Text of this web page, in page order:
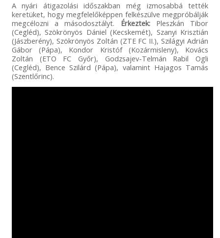
A nyári átigazolási időszakban még izmosabbá tették
keretüket, hogy megfelelőképpen felkészülve megpróbálják
megcélozni a másodosztályt. Érkeztek:Pleszkán Tibor
(Cegléd), Szökrönyös Dániel (Kecskemét), Szanyi Krisztián
(Jászberény), Szökrönyös Zoltán (ZTE FC II.), Szilágyi Adrián
Gábor (Pápa), Kondor Kristóf (Kozármisleny), Kovács
Zoltán (ETO FC Győr), Godzsajev-Telmán Rabil Ogli
(Cegléd), Bence Szilárd (Pápa), valamint Hajagos Tamás
(Szentlőrinc).